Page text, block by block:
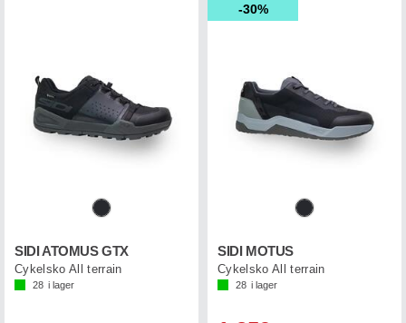
SIDI ATOMUS GTX
Cykelsko All terrain
28 i lager
30%
SIDI MOTUS
Cykelsko All terrain
28 i lager